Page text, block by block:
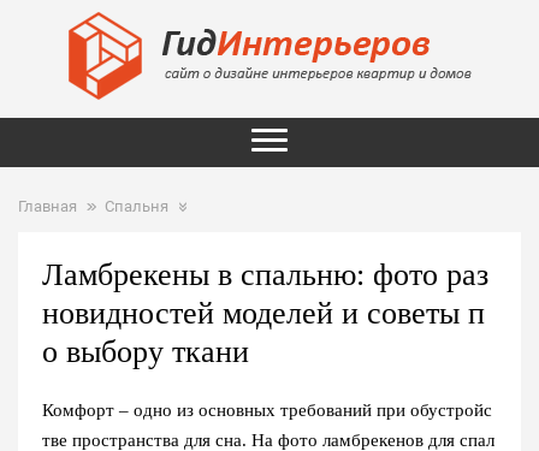
Главная Спальня
Ламбрекены в спальню: фото раз
новидностей моделей и советы п
о выбору ткани
Комфорт – одно из основных требований при обустройс
тве пространства для сна. На фото ламбрекенов для спал